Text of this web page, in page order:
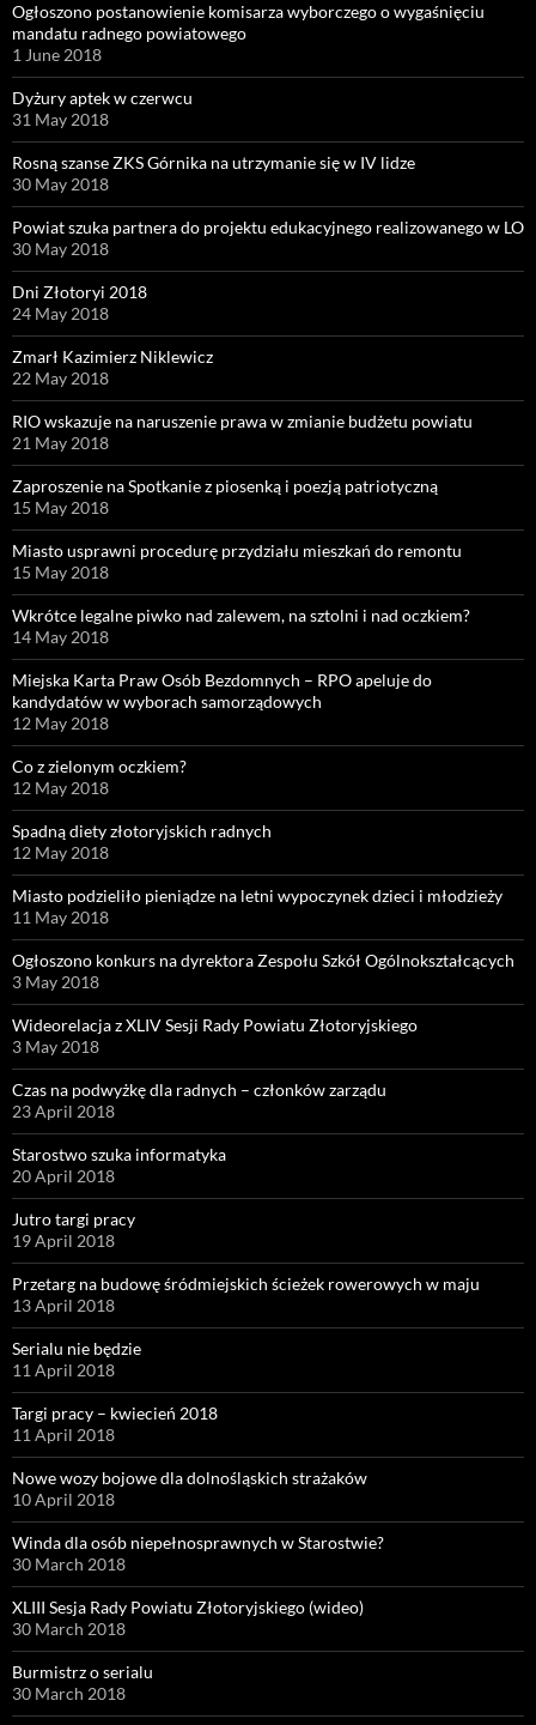
Ogłoszono postanowienie komisarza wyborczego o wygaśnięciu
mandatu radnego powiatowego
1 June 2018
Dyżury aptek w czerwcu
31 May 2018
Rosną szanse ZKS Górnika na utrzymanie się w IV lidze
30 May 2018
Powiat szuka partnera do projektu edukacyjnego realizowanego w LO
30 May 2018
Dni Złotoryi 2018
24 May 2018
Zmarł Kazimierz Niklewicz
22 May 2018
RIO wskazuje na naruszenie prawa w zmianie budżetu powiatu
21 May 2018
Zaproszenie na Spotkanie z piosenką i poezją patriotyczną
15 May 2018
Miasto usprawni procedurę przydziału mieszkań do remontu
15 May 2018
Wkrótce legalne piwko nad zalewem, na sztolni i nad oczkiem?
14 May 2018
Miejska Karta Praw Osób Bezdomnych – RPO apeluje do
kandydatów w wyborach samorządowych
12 May 2018
Co z zielonym oczkiem?
12 May 2018
Spadną diety złotoryjskich radnych
12 May 2018
Miasto podzieliło pieniądze na letni wypoczynek dzieci i młodzieży
11 May 2018
Ogłoszono konkurs na dyrektora Zespołu Szkół Ogólnokształcących
3 May 2018
Wideorelacja z XLIV Sesji Rady Powiatu Złotoryjskiego
3 May 2018
Czas na podwyżkę dla radnych – członków zarządu
23 April 2018
Starostwo szuka informatyka
20 April 2018
Jutro targi pracy
19 April 2018
Przetarg na budowę śródmiejskich ścieżek rowerowych w maju
13 April 2018
Serialu nie będzie
11 April 2018
Targi pracy – kwiecień 2018
11 April 2018
Nowe wozy bojowe dla dolnośląskich strażaków
10 April 2018
Winda dla osób niepełnosprawnych w Starostwie?
30 March 2018
XLIII Sesja Rady Powiatu Złotoryjskiego (wideo)
30 March 2018
Burmistrz o serialu
30 March 2018